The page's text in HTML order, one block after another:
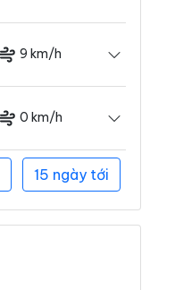
9 km/h
0 km/h
15 ngày tới